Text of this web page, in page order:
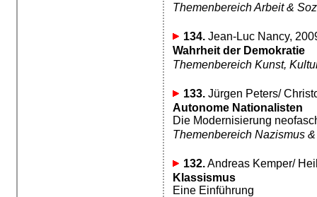
Themenbereich Arbeit &
134.Jean-Luc Nancy,
Wahrheit der Demokratie
Themenbereich Kunst,
133.Jürgen Peters/
Autonome Nationalisten
Die Modernisierung
Themenbereich Nazismus
132.Andreas Kemper/
Klassismus
Eine Einführung